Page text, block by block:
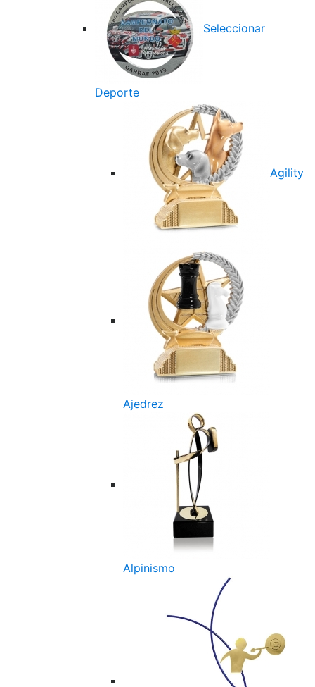
Seleccionar
Deporte
Agility
Ajedrez
Alpinismo